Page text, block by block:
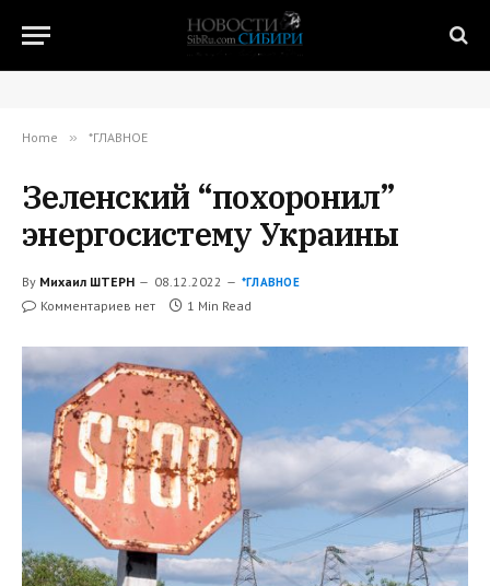
Home » *ГЛАВНОЕ
Зеленский “похоронил”
энергосистему Украины
By Михаил ШТЕРН 08.12.2022 *ГЛАВНОЕ
Комментариев нет 1 Min Read